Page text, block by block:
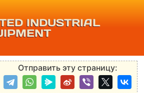
INDUSTRIAL
Отправить эту страницу: